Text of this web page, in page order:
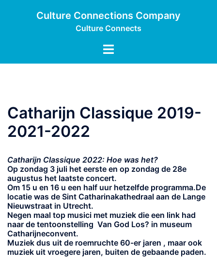
Culture Connections Company
Culture Connects
Toggle
Catharijn Classique 2019-
2021-2022
Catharijn Classique 2022: Hoe was het?
Op zondag 3 juli het eerste en op zondag de 28e
augustus het laatste concert.
Om 15 u en 16 u een half uur hetzelfde programma.De
locatie was de Sint Catharinakathedraal aan de Lange
Nieuwstraat in Utrecht.
Negen maal top musici met muziek die een link had
naar de tentoonstelling Van God Los? in museum
Catharijneconvent.
Muziek dus uit de roemruchte 60-er jaren , maar ook
muziek uit vroegere jaren, buiten de gebaande paden.